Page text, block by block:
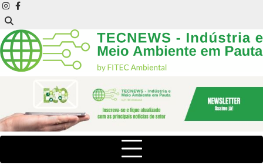
Skip
to
content
instagram
facebook